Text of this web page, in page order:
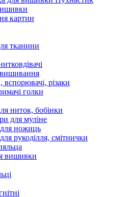
картин
тканини
вспорювачі, різаки
голки
ниток, бобінки
для муліне
ножиць
рукоділля, смітнички
вишивки